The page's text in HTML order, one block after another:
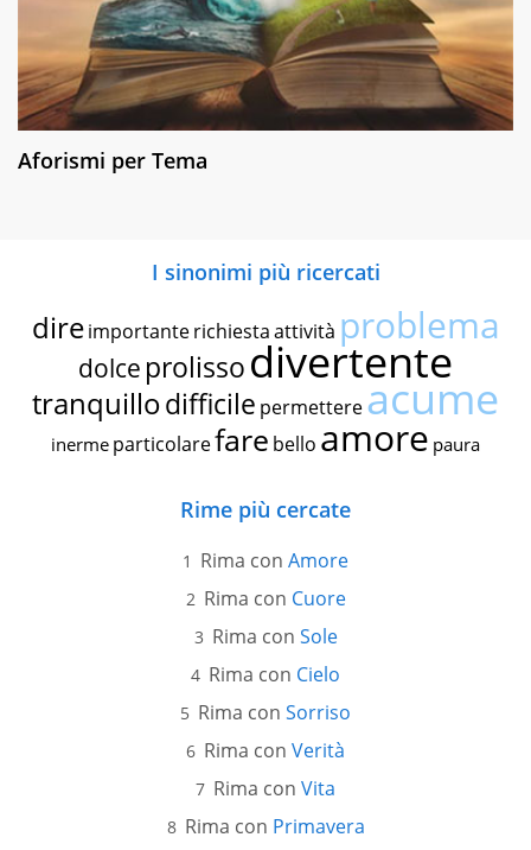
Aforismi per Tema
I sinonimi più ricercati
dire importante richiestaattività problema
dolce prolissodivertente
tranquillodifficile permettereacume
inerme particolarefare bello amore paura
Rime più cercate
Rima con Amore
Rima con Cuore
Rima con Sole
Rima con Cielo
Rima con Sorriso
Rima con Verità
Rima con Vita
Rima con Primavera